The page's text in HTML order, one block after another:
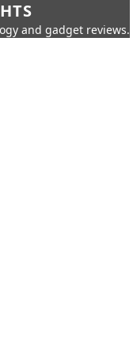
and gadget reviews.